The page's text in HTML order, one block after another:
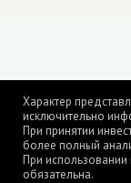
Характер
исключительно
При принятии
более полный
При использовании
обязательна.